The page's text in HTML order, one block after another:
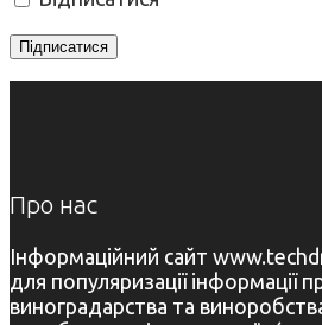
Про нас
Інформаційний сайт
для популяризації інформації
виноградарства та